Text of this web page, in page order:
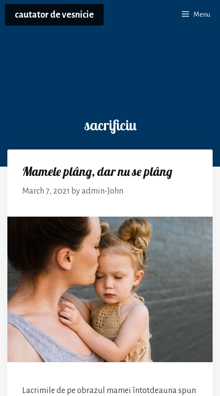
Skip
cautator de vesnicie Menu
sacrificiu
Mamele plâng, dar nu se plâng
March 7, 2021 byadmin-John
Lacrimile de pe obrazul mamei întotdeauna spun